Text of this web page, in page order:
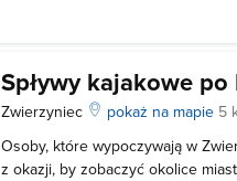
Spływy kajakowe po
Zwierzyniec pokaż na mapie 5
Osoby, które wypoczywają w
z okazji, by zobaczyć okolice